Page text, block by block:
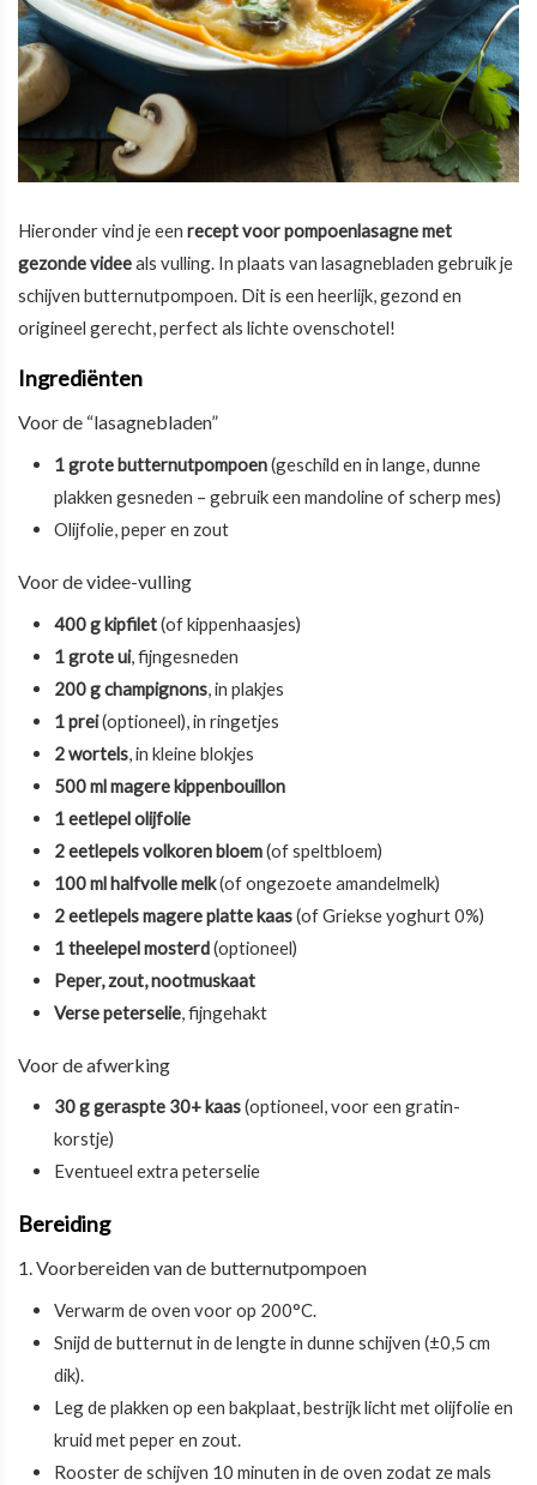
Hieronder vind je een recept voor pompoenlasagne met
gezonde videeals vulling. In plaats van lasagnebladen gebruik je
schijven butternutpompoen. Dit is een heerlijk, gezond en
origineel gerecht, perfect als lichte ovenschotel!
Ingrediënten
Voor de “lasagnebladen”
1 grote butternutpompoen(geschild en in lange, dunne
plakken gesneden – gebruik een mandoline of scherp mes)
Olijfolie, peper en zout
Voor de videe-vulling
400 g kipfilet(of kippenhaasjes)
1 grote ui, fijngesneden
200 g champignons , in plakjes
1 prei(optioneel), in ringetjes
2 wortels , in kleine blokjes
500 ml magere kippenbouillon
1 eetlepel olijfolie
2 eetlepels volkoren bloem(of speltbloem)
100 ml halfvolle melk(of ongezoete amandelmelk)
2 eetlepels magere platte kaas(of Griekse yoghurt 0%)
1 theelepel mosterd(optioneel)
Peper, zout, nootmuskaat
Verse peterselie , fijngehakt
Voor de afwerking
30 g geraspte 30+ kaas(optioneel, voor een gratin-
korstje)
Eventueel extra peterselie
Bereiding
1. Voorbereiden van de butternutpompoen
Verwarm de oven voor op 200°C.
Snijd de butternut in de lengte in dunne schijven (±0,5 cm
dik).
Leg de plakken op een bakplaat, bestrijk licht met olijfolie en
kruid met peper en zout.
Rooster de schijven 10 minuten in de oven zodat ze mals